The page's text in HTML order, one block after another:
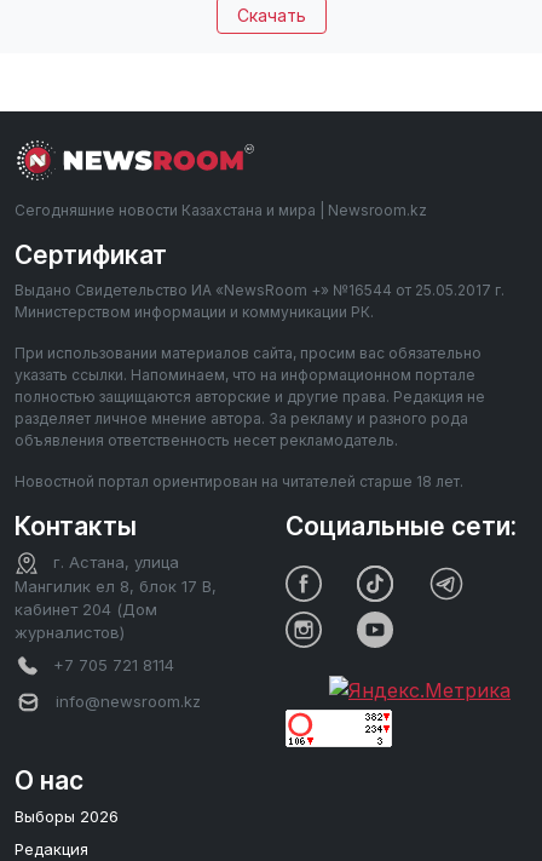
Скачать
Сегодняшние новости Казахстана и мира | Newsroom.kz
Сертификат
Выдано Свидетельство ИА «NewsRoom +» №16544 от 25.05.2017 г.
Министерством информации и коммуникации РК.
При использовании материалов сайта, просим вас обязательно
указать ссылки. Напоминаем, что на информационном портале
полностью защищаются авторские и другие права. Редакция не
разделяет личное мнение автора. За рекламу и разного рода
объявления ответственность несет рекламодатель.
Новостной портал ориентирован на читателей старше 18 лет.
Контакты
г. Астана, улица
Мангилик ел 8, блок 17 В,
кабинет 204 (Дом
журналистов)
+7 705 721 8114
info@newsroom.kz
О нас
Выборы 2026
Редакция
Социальные сети: